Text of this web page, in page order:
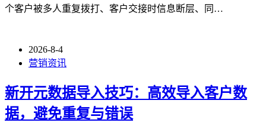
个客户被多人重复拨打、客户交接时信息断层、同…
2026-8-4
营销资讯
新开元数据导入技巧：高效导入客户数
据，避免重复与错误